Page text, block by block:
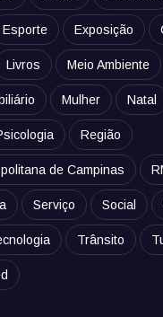
Esporte Exposição
Livros Meio Ambiente
Mulher Natal
Região
de Campinas
Serviço Social
Trânsito